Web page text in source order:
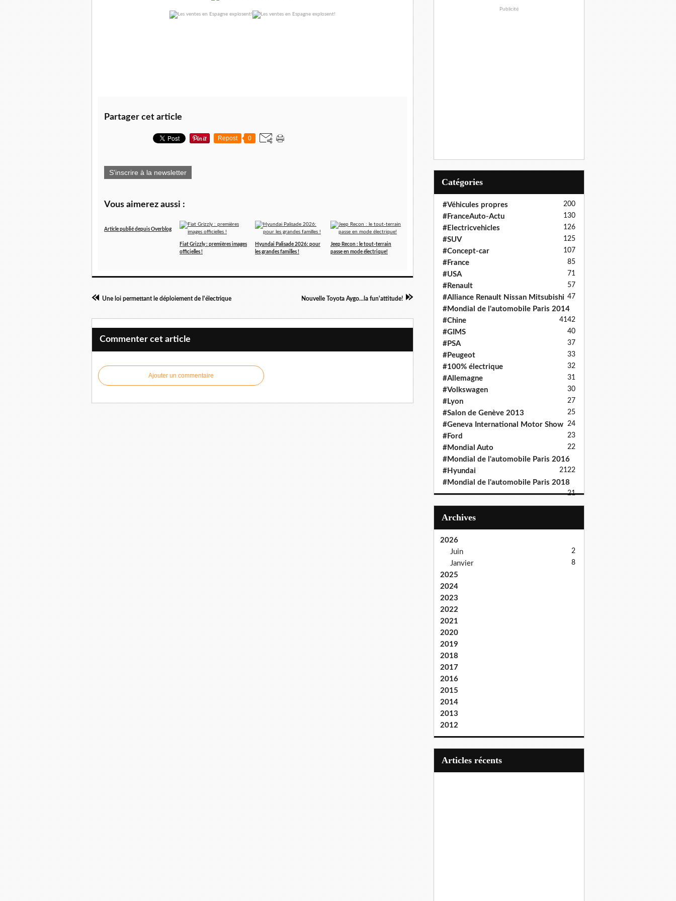
Partager cet article
Repost 0
S'inscrire à la newsletter
Vous aimerez aussi :
Article publié depuis Overblog
Fiat Grizzly : premières images
officielles !
Hyundai Palisade 2026: pour
les grandes familles !
Jeep Recon : le tout-terrain
passe en mode électrique!
Une loi permettant le déploiement de l'électrique Nouvelle Toyota Aygo...la fun'attitude!
Commenter cet article
Ajouter un commentaire
Publicité
Catégories
#Véhicules propres 200
#FranceAuto-Actu 130
#Electricvehicles 126
#SUV 125
#Concept-car 107
#France 85
#USA 71
#Renault 57
#Alliance Renault Nissan Mitsubishi 47
#Mondial de l'automobile Paris 2014
42
#Chine 41
#GIMS 40
#PSA 37
#Peugeot 33
#100% électrique 32
#Allemagne 31
#Volkswagen 30
#Lyon 27
#Salon de Genève 2013 25
#Geneva International Motor Show 24
#Ford 23
#Mondial Auto 22
#Mondial de l'automobile Paris 2016
22
#Hyundai 21
#Mondial de l'automobile Paris 2018
21
Archives
2026
Juin
2
Janvier 8
2025
2024
2023
2022
2021
2020
2019
2018
2017
2016
2015
2014
2013
2012
articles récents